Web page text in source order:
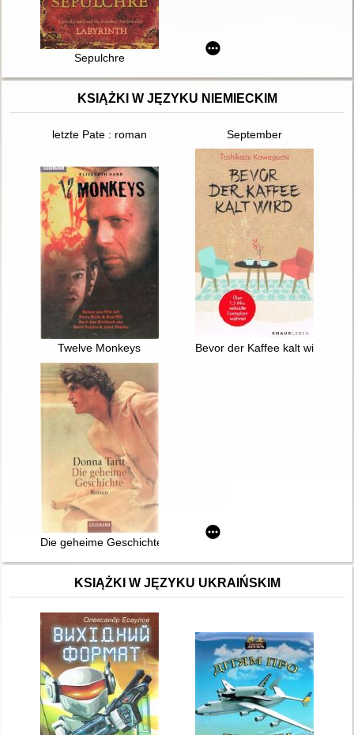
Sepulchre
KSIĄŻKI W JĘZYKU NIEMIECKIM
letzte Pate : roman September
Twelve Monkeys Bevor der Kaffee kalt wird
Die geheime Geschichte
KSIĄŻKI W JĘZYKU UKRAIŃSKIM